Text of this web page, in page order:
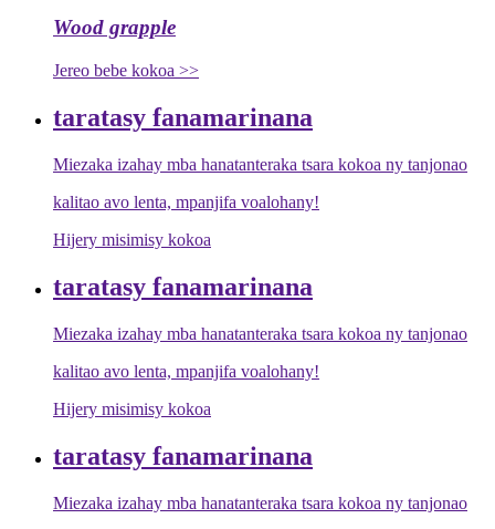
Wood grapple
Jereo bebe kokoa >>
taratasy fanamarinana
Miezaka izahay mba hanatanteraka tsara kokoa ny tanjonao
kalitao avo lenta, mpanjifa voalohany!
Hijery misimisy kokoa
taratasy fanamarinana
Miezaka izahay mba hanatanteraka tsara kokoa ny tanjonao
kalitao avo lenta, mpanjifa voalohany!
Hijery misimisy kokoa
taratasy fanamarinana
Miezaka izahay mba hanatanteraka tsara kokoa ny tanjonao